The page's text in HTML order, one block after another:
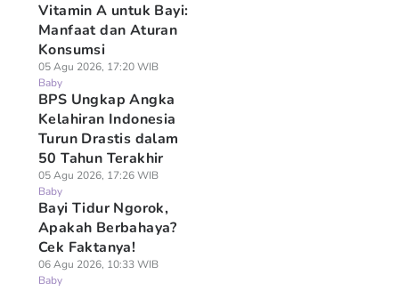
Vitamin A untuk Bayi:
Manfaat dan Aturan
Konsumsi
05 Agu 2026, 17:20 WIB
Baby
BPS Ungkap Angka
Kelahiran Indonesia
Turun Drastis dalam
50 Tahun Terakhir
05 Agu 2026, 17:26 WIB
Baby
Bayi Tidur Ngorok,
Apakah Berbahaya?
Cek Faktanya!
06 Agu 2026, 10:33 WIB
Baby